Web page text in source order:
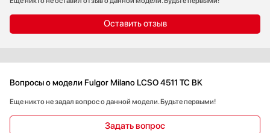
Оставить отзыв
Вопросы о модели Fulgor Milano LCSO 4511 TC BK
Еще никто не задал вопрос о данной модели. Будьте первыми!
Задать вопрос